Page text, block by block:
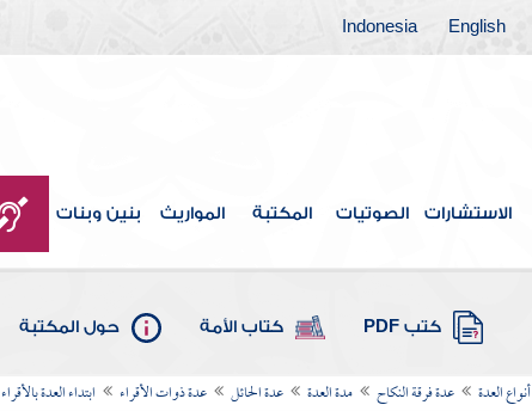
English
Indonesia
الاستشارات الصوتيات المكتبة المواريث بنين وبنات
كتب PDF كتاب الأمة حول المكتبة
أنواع العدة عدة فرقة النكاح مدة العدة عدة الحائل عدة ذوات الأقراء ابتداء العدة بالأقراء